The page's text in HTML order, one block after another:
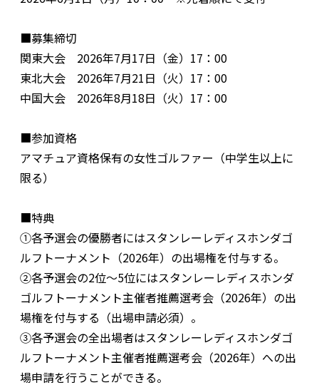
■募集締切
関東大会 2026年7月17日（金）17：00
東北大会 2026年7月21日（火）17：00
中国大会 2026年8月18日（火）17：00
■参加資格
アマチュア資格保有の女性ゴルファー（中学生以上に
限る）
■特典
①各予選会の優勝者にはスタンレーレディスホンダゴ
ルフトーナメント（2026年）の出場権を付与する。
②各予選会の2位～5位にはスタンレーレディスホンダ
ゴルフトーナメント主催者推薦選考会（2026年）の出
場権を付与する（出場申請必須）。
③各予選会の全出場者はスタンレーレディスホンダゴ
ルフトーナメント主催者推薦選考会（2026年）への出
場申請を行うことができる。